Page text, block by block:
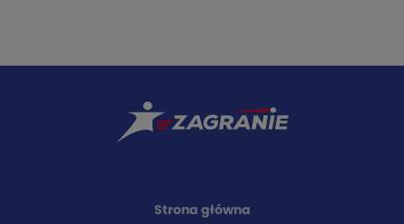
Strona główna